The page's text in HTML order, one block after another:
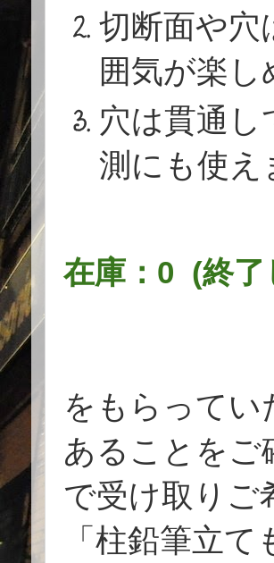
切断面や穴
囲気が楽し
穴は貫通し
測にも使え
在庫：0 (終了
をもらって
あることをご
で受け取りご
「柱鉛筆立